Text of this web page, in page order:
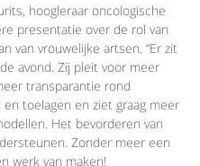
hoogleraar oncologische
presentatie over de rol van
van vrouwelijke artsen. “Er zit
avond. Zij pleit voor meer
transparantie rond
toelagen en ziet graag meer
Het bevorderen van
Zonder meer een
werk van maken!